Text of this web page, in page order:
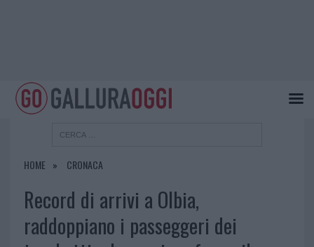
HOME CRONACA
Record di arrivi a Olbia,
raddoppiano i passeggeri dei